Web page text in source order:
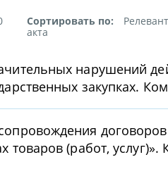
Сортировать по:
акта
нарушений
закупках.
товаров (работ,